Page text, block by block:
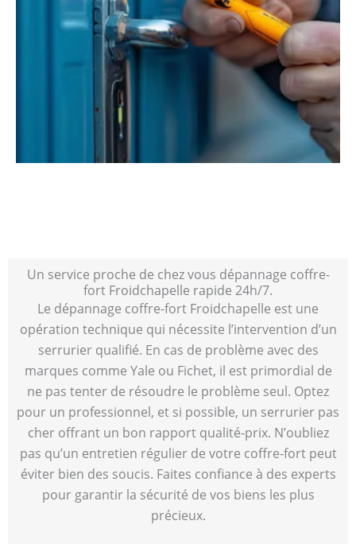
Un service proche de chez vous dépannage coffre-
fort Froidchapelle rapide 24h/7.
Le dépannage coffre-fort Froidchapelle est une
opération technique qui nécessite l’intervention d’un
serrurier qualifié. En cas de problème avec des
marques comme Yale ou Fichet, il est primordial de
ne pas tenter de résoudre le problème seul. Optez
pour un professionnel, et si possible, un serrurier pas
cher offrant un bon rapport qualité-prix. N’oubliez
pas qu’un entretien régulier de votre coffre-fort peut
éviter bien des soucis. Faites confiance à des experts
pour garantir la sécurité de vos biens les plus
précieux.